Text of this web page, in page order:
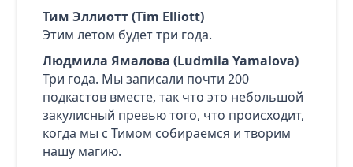
Тим Эллиотт (Tim Elliott)
Этим летом будет три года.
Людмила Ямалова (Ludmila Yamalova)
Три года. Мы записали почти 200
подкастов вместе, так что это небольшой
закулисный превью того, что происходит,
когда мы с Тимом собираемся и творим
нашу магию.